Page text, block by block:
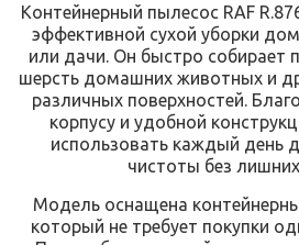
Контейнерный пылесос RAF
эффективной сухой уборки
или дачи. Он быстро собирает
шерсть домашних животных и
различных поверхностей.
корпусу и удобной
использовать каждый день
чистоты без
Модель оснащена
который не требует покупки